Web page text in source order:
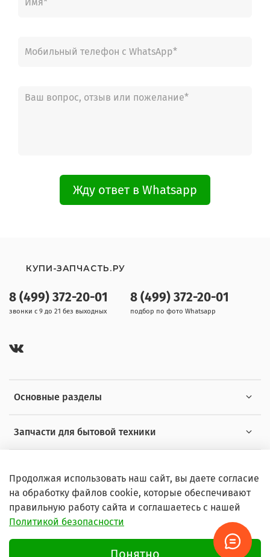
Жду ответ в Whatsapp
Основные разделы
Запчасти для бытовой техники
8 (499) 372-20-01
звонки с 9 до 21 без выходных
8 (499) 372-20-01
подбор по фото Whatsapp
КУПИ-ЗАПЧАСТЬ.РУ
© 2026 Любое использование контента без письменного
Продолжая использовать наш сайт, вы даете согласие
на обработку файлов cookie, которые обеспечивают
правильную работу сайта и соглашаетесь с нашей
Политикой безопасности
Понятно